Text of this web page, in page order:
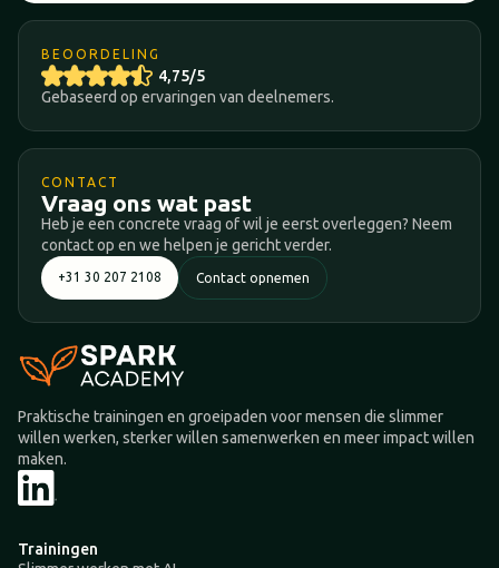
BEOORDELING
4,75/5
Gebaseerd op ervaringen van deelnemers.
CONTACT
Vraag ons wat past
Heb je een concrete vraag of wil je eerst overleggen? Neem
contact op en we helpen je gericht verder.
+31 30 207 2108 Contact opnemen
Praktische trainingen en groeipaden voor mensen die slimmer
willen werken, sterker willen samenwerken en meer impact willen
maken.
Trainingen